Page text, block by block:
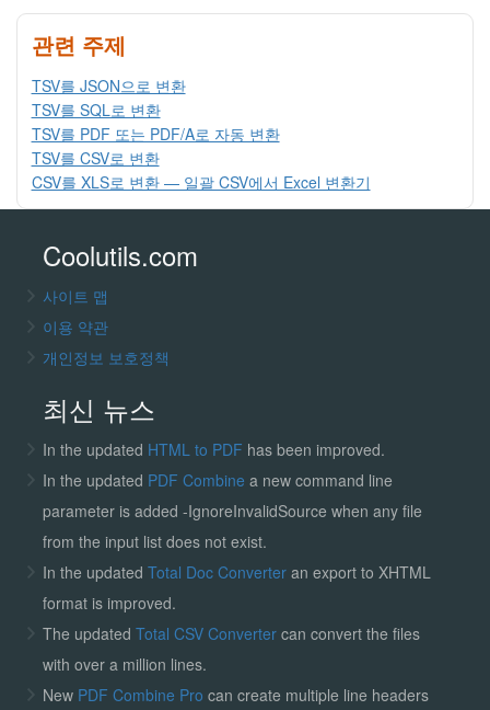
관련 주제
TSV를 JSON으로 변환
TSV를 SQL로 변환
TSV를 PDF 또는 PDF/A로 자동 변환
TSV를 CSV로 변환
CSV를 XLS로 변환 — 일괄 CSV에서 Excel 변환기
Coolutils.com
사이트 맵
이용 약관
개인정보 보호정책
최신 뉴스
In the updated HTML to PDF has been improved.
In the updated PDF Combine a new command line
parameter is added -IgnoreInvalidSource when any file
from the input list does not exist.
In the updated Total Doc Converter an export to XHTML
format is improved.
The updated Total CSV Convertercan convert the files
with over a million lines.
New PDF Combine Pro can create multiple line headers